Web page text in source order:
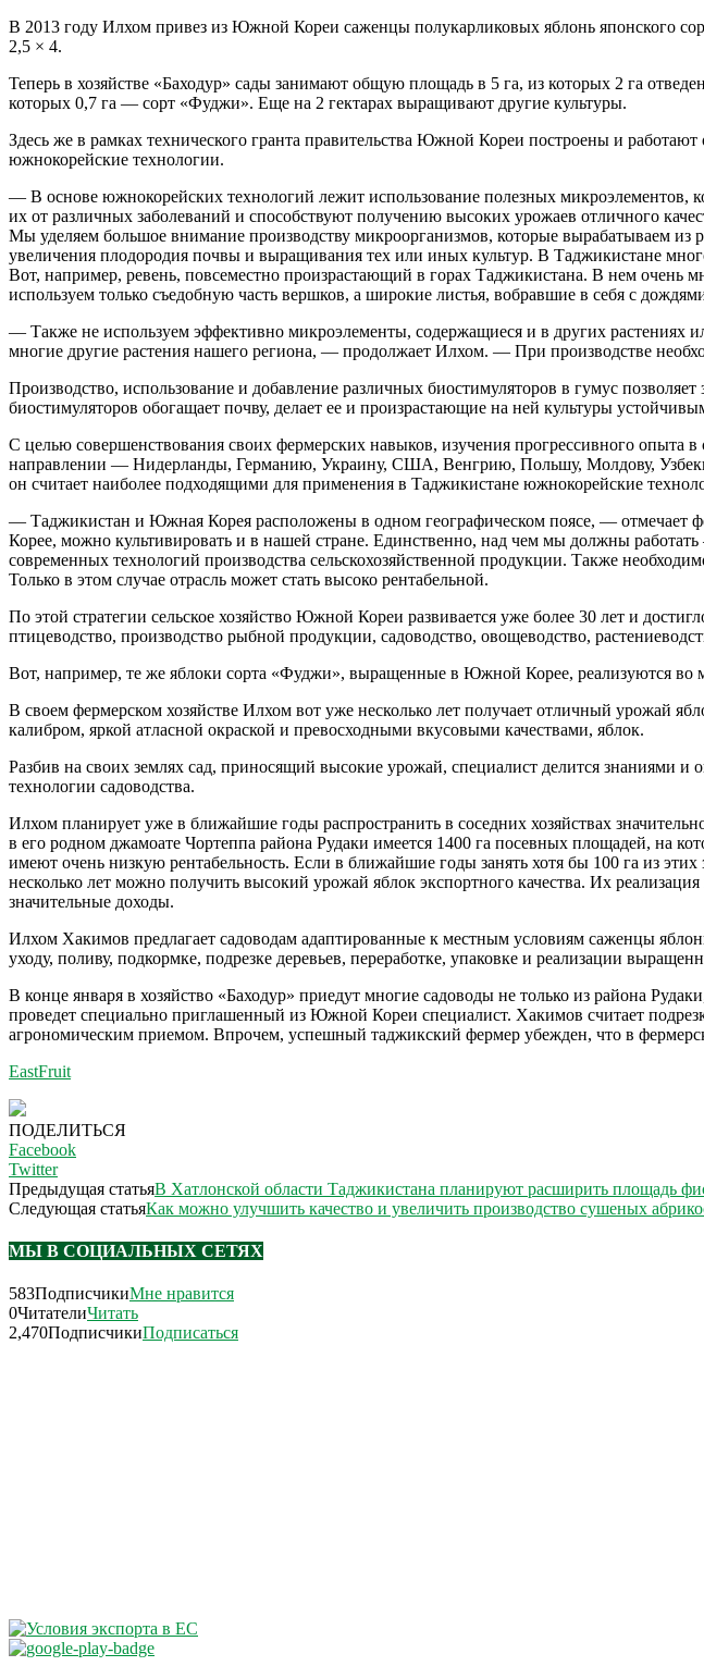
В 2013 году Илхом привез из Южной Кореи саженцы полукарликовых яблонь японского
2,5 × 4.
Теперь в хозяйстве «Баходур» сады занимают общую площадь в 5 га, из которых 2 га
которых 0,7 га — сорт «Фуджи». Еще на 2 гектарах выращивают другие культуры.
Здесь же в рамках технического гранта правительства Южной Кореи построены и
южнокорейские технологии.
— В основе южнокорейских технологий лежит использование полезных микроэлементов,
их от различных заболеваний и способствуют получению высоких урожаев отличного
Мы уделяем большое внимание производству микроорганизмов, которые вырабатываем
увеличения плодородия почвы и выращивания тех или иных культур. В Таджикистане
Вот, например, ревень, повсеместно произрастающий в горах Таджикистана. В нем очень
используем только съедобную часть вершков, а широкие листья, вобравшие в себя с
— Также не используем эффективно микроэлементы, содержащиеся и в других растениях
многие другие растения нашего региона, — продолжает Илхом. — При производстве
Производство, использование и добавление различных биостимуляторов в гумус
биостимуляторов обогащает почву, делает ее и произрастающие на ней культуры
С целью совершенствования своих фермерских навыков, изучения прогрессивного опыта
направлении — Нидерланды, Германию, Украину, США, Венгрию, Польшу, Молдову,
он считает наиболее подходящими для применения в Таджикистане южнокорейские
— Таджикистан и Южная Корея расположены в одном географическом поясе, — отмечает
Корее, можно культивировать и в нашей стране. Единственно, над чем мы должны
современных технологий производства сельскохозяйственной продукции. Также
Только в этом случае отрасль может стать высоко рентабельной.
По этой стратегии сельское хозяйство Южной Кореи развивается уже более 30 лет и
птицеводство, производство рыбной продукции, садоводство, овощеводство,
Вот, например, те же яблоки сорта «Фуджи», выращенные в Южной Корее, реализуются во
В своем фермерском хозяйстве Илхом вот уже несколько лет получает отличный урожай
калибром, яркой атласной окраской и превосходными вкусовыми качествами, яблок.
Разбив на своих землях сад, приносящий высокие урожай, специалист делится знаниями
технологии садоводства.
Илхом планирует уже в ближайшие годы распространить в соседних хозяйствах
в его родном джамоате Чортеппа района Рудаки имеется 1400 га посевных площадей, на
имеют очень низкую рентабельность. Если в ближайшие годы занять хотя бы 100 га из
несколько лет можно получить высокий урожай яблок экспортного качества. Их
значительные доходы.
Илхом Хакимов предлагает садоводам адаптированные к местным условиям саженцы
уходу, поливу, подкормке, подрезке деревьев, переработке, упаковке и реализации
В конце января в хозяйство «Баходур» приедут многие садоводы не только из района
проведет специально приглашенный из Южной Кореи специалист. Хакимов считает
агрономическим приемом. Впрочем, успешный таджикский фермер убежден, что в
EastFruit
ПОДЕЛИТЬСЯ
Facebook
Twitter
Предыдущая статьяВ Хатлонской области Таджикистана планируют расширить площадь
Следующая статьяКак можно улучшить качество и увеличить производство сушеных
МЫ В СОЦИАЛЬНЫХ СЕТЯХ
583ПодписчикиМне нравится
0ЧитателиЧитать
2,470ПодписчикиПодписаться